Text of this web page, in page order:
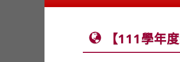
【111學年